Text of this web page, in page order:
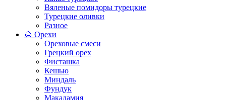
Вяленые помидоры турецкие
Турецкие оливки
Разное
🌰 Орехи
Ореховые смеси
Грецкий орех
Фисташка
Кешью
Миндаль
Фундук
Макадамия